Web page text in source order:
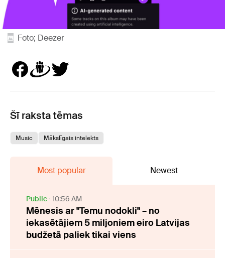
Foto; Deezer
Šī raksta tēmas
Music Mākslīgais intelekts
Most popular Newest
Public 10:56 AM
Mēnesis ar "Temu nodokli" – no
iekasētājiem 5 miljoniem eiro Latvijas
budžetā paliek tikai viens